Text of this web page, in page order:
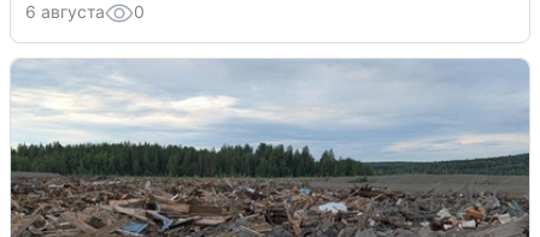
6 августа 0